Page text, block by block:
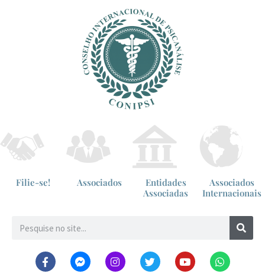
Filie-se! Associados
Entidades
Associadas
Associados
Internacionais